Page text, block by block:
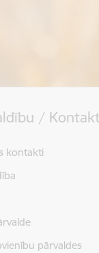
/
kontakti
pārvaldes